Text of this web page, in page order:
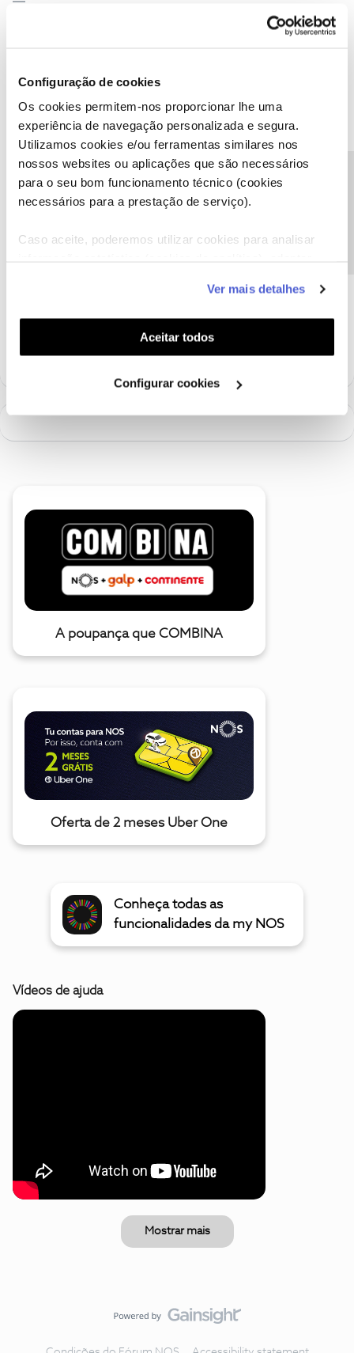
Configuração de cookies
Os cookies permitem-nos proporcionar lhe uma
experiência de navegação personalizada e segura.
Utilizamos cookies e/ou ferramentas similares nos
nossos websites ou aplicações que são necessários
para o seu bom funcionamento técnico (cookies
necessários para a prestação de serviço).
Caso aceite, poderemos utilizar cookies para analisar
funcionalidades (cookies de personalização e
funcionalidade) e adaptar anúncios aos seus interesses
(cookies de publicidade personalizada). Pode gerir a
utilização dos cookies clicando em "Configurar
Ver mais detalhes
Aceitar todos
Configurar cookies
Ajude a comunidade a encontrar informação relevante. Marque
como "Melhor Resposta" e faça "Like" nos melhores comentários.
Jose Rodrigues Forum|Forum|5 years ago
@antonio fariaBoa noite, carregue aqui:@Fórume escolha a
opção “Enviar Mensagem”
A poupança que COMBINA
Oferta de 2 meses Uber One
Conheça todas as
funcionalidades da my NOS
Vídeos de ajuda
Mostrar mais